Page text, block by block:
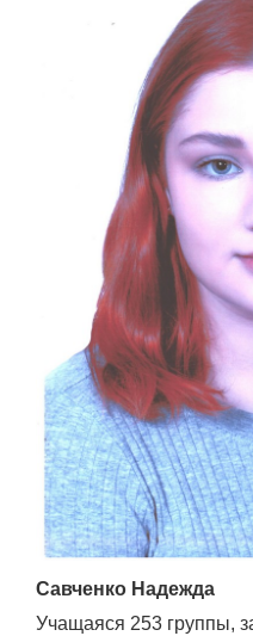
Савченко Надежда
Учащаяся 253 группы,